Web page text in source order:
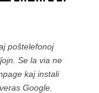
poŝtelefonoj
Se la via ne
kaj instali
Google.